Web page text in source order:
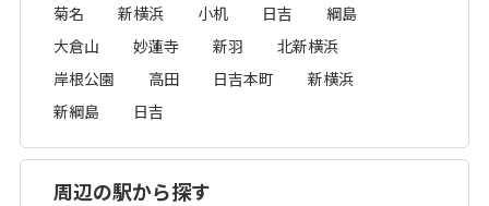
菊名 新横浜 小机 日吉
綱島
大倉山
妙蓮寺 新羽
北新横浜
岸根公園
高田 日吉本町
新横浜
新綱島
日吉
周辺の駅から探す